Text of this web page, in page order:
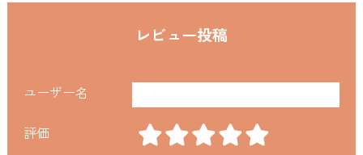
レビュー投稿
ユーザー名
評価